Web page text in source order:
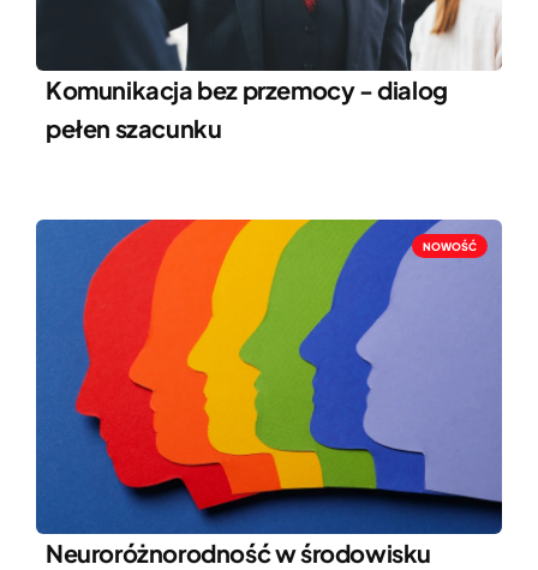
Komunikacja bez przemocy - dialog
pełen szacunku
NOWOŚĆ
Neuroróżnorodność w środowisku